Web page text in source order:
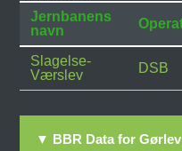
Jernbanens
navn
Slagelse-
Værslev
DSB
▼ BBR Data for